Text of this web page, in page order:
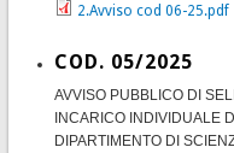
2.Avviso cod 06-25.pdf
COD. 05/2025
AVVISO PUBBLICO DI
INCARICO INDIVIDUALE
DIPARTIMENTO DI